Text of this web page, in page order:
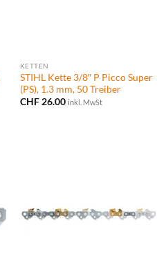
KETTEN
STIHL Kette 3/8″ P Picco Super
(PS), 1.3 mm, 50 Treiber
CHF26.00 inkl. MwSt